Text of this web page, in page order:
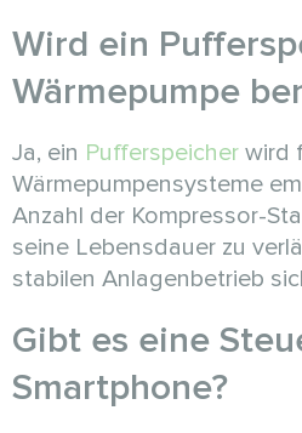
Wird ein
Wärmepumpe
Ja, ein Pufferspeicher wird
Wärmepumpensysteme
Anzahl der Kompressor-
seine Lebensdauer zu
stabilen Anlagenbetrieb
Gibt es eine
Smartphone?